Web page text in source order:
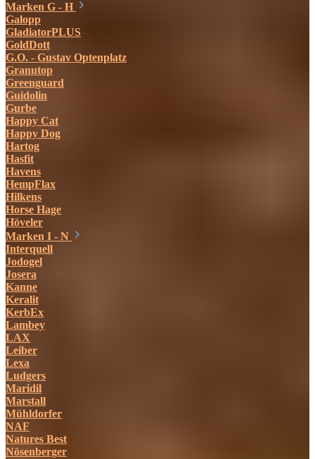
Marken G - H
Galopp
GladiatorPLUS
GoldDott
G.O. - Gustav Optenplatz
Granutop
Greenguard
Guidolin
Gurbe
Happy Cat
Happy Dog
Hartog
Hasfit
Havens
HempFlax
Hilkens
Horse Hage
Höveler
Marken I - N
Interquell
Jodogel
Josera
Kanne
Keralit
KerbEx
Lambey
LAX
Leiber
Lexa
Ludgers
Maridil
Marstall
Mühldorfer
NAF
Natures Best
Nösenberger